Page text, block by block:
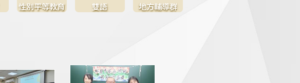
性別平等教育 雙語 地方輔導群